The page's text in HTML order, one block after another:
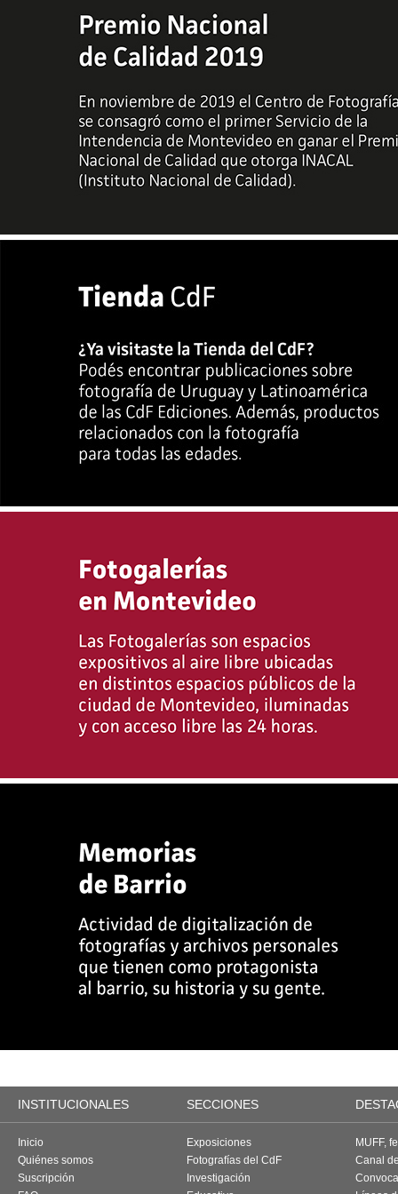
INSTITUCIONALES SECCIONES
Inicio
Quiénes somos
Suscripción
Exposiciones
Fotografías del CdF
Investigación
MUFF,
Canal